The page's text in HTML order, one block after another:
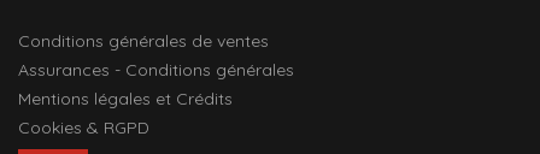
Conditions générales de ventes
Assurances - Conditions générales
Mentions légales et Crédits
Cookies & RGPD